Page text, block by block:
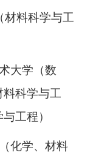
材料科学与工
大学（数
科学与工
工程）
化学、材料